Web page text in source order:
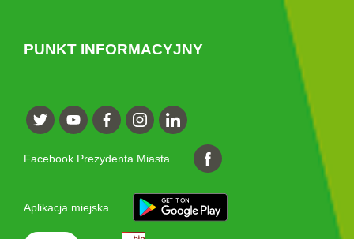
PUNKT INFORMACYJNY
Facebook Prezydenta Miasta
Aplikacja miejska